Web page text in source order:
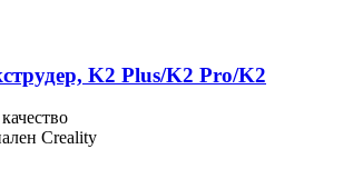
K2 Plus/K2 Pro/K2
Creality